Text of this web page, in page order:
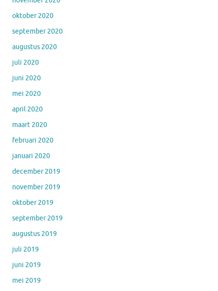
oktober 2020
september 2020
augustus 2020
juli 2020
juni 2020
mei 2020
april 2020
maart 2020
februari 2020
januari 2020
december 2019
november 2019
oktober 2019
september 2019
augustus 2019
juli 2019
juni 2019
mei 2019